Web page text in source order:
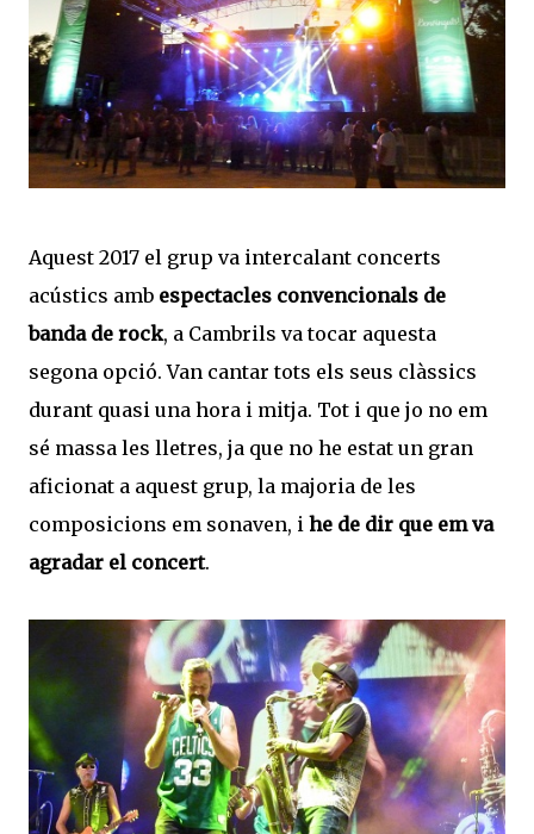
Aquest 2017 el grup va intercalant concerts
acústics amb espectacles convencionals de
banda de rock, a Cambrils va tocar aquesta
segona opció. Van cantar tots els seus clàssics
durant quasi una hora i mitja. Tot i que jo no em
sé massa les lletres, ja que no he estat un gran
aficionat a aquest grup, la majoria de les
composicions em sonaven, i he de dir que em va
agradar el concert.